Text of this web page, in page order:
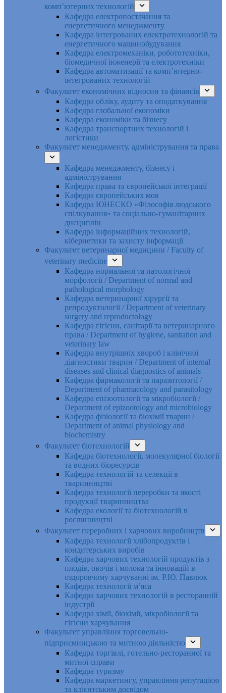
комп’ютерних технологій
Кафедра електропостачання та
енергетичного менеджменту
Кафедра інтегрованих електротехнологій та
енергетичного машинобудування
Кафедра електромеханіки, робототехніки,
біомедичної інженерії та електротехніки
Кафедра автоматизації та комп’ютерно-
інтегрованих технологій
Факультет економічних відносин та фінансів
Кафедра обліку, аудиту та оподаткування
Кафедра глобальної економіки
Кафедра економіки та бізнесу
Кафедра транспортних технологій і
логістики
Факультет менеджменту, адміністрування та права
Кафедра менеджменту, бізнесу і
адміністрування
Кафедра права та європейської інтеграції
Кафедра європейських мов
Кафедра ЮНЕСКО «Філософія людського
спілкування» та соціально-гуманітарних
дисциплін
Кафедра інформаційних технологій,
кібернетики та захисту інформації
Факультет ветеринарної медицини / Faculty of
veterinary medicine
Кафедра нормальної та патологічної
морфології / Department of normal and
pathological morphology
Кафедра ветеринарної хірургії та
репродуктології / Department of veterinary
surgery and reproductology
Кафедра гігієни, санітарії та ветеринарного
права / Department of hygiene, sanitation and
veterinary law
Кафедра внутрішніх хвороб і клінічної
діагностики тварин / Department of internal
diseases and clinical diagnostics of animals
Кафедра фармакології та паразитології /
Department of pharmacology and parasitology
Кафедра епізоотології та мікробіології /
Department of epizootology and microbiology
Кафедра фізіології та біохімії тварин /
Department of animal physiology and
biochemistry
Факультет біотехнологій
Кафедра біотехнології, молекулярної біології
та водних біоресурсів
Кафедра технологій та селекції в
тваринництві
Кафедра технології переробки та якості
продукції тваринництва
Кафедра екології та біотехнологій в
рослинництві
Факультет переробних і харчових виробництв
Кафедра технології хлібопродуктів і
кондитерських виробів
Кафедра харчових технологій продуктів з
плодів, овочів і молока та інновацій в
оздоровчому харчуванні ім. Р.Ю. Павлюк
Кафедра технології м’яса
Кафедра харчових технологій в ресторанній
індустрії
Кафедра хімії, біохімії, мікробіології та
гігієни харчування
Факультет управління торговельно-
підприємницькою та митною діяльністю
Кафедра торгівлі, готельно-ресторанної та
митної справи
Кафедра туризму
Кафедра маркетингу, управління репутацією
та клієнтським досвідом